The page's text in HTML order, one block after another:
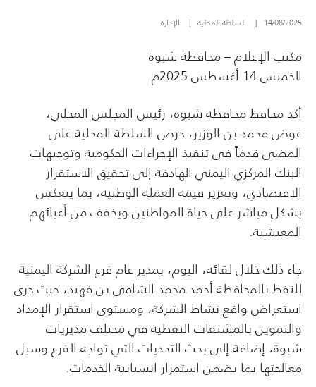
14/08/2025
| السلطة المحلية | الإدارة
مكتب الإعلام – محافظة شبوة
الخميس 14 أغسطس 2025م
أكد محافظ محافظة شبوة، رئيس المجلس المحلي،
عوض محمد بن الوزير، حرص السلطة المحلية على
المضي قدماً في تنفيذ الإجراءات الحكومية وتوجيهات
البنك المركزي اليمني الهادفة إلى تحقيق الاستقرار
الاقتصادي، وتعزيز قيمة العملة الوطنية، بما ينعكس
بشكل مباشر على حياة المواطنين ويخفف من أعبائهم
المعيشية.
جاء ذلك خلال لقائه، اليوم، بمدير عام فرع الشركة اليمنية
للنفط بالمحافظة أحمد محمد الشامي بن فهيد، حيث جرى
استعراض واقع نشاط الشركة، ومستوى استقرار الإمداد
والتموين بالمشتقات النفطية في مختلف مديريات
شبوة، إضافة إلى بحث التحديات التي تواجه الفرع وسبل
معالجتها بما يضمن استمرار انسيابية الخدمات.